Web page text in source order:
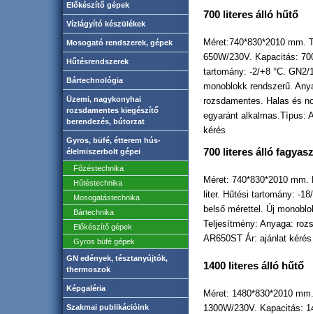
Előkészítő gépek
Vízlágyító készülékek
Mosogató rendszerek, gépek
Hűtésrendszerek
Bártechnológia
Üzemi, nagykonyhai
rozsdamentes kiegészítő
berendezés, bútorzat
Gyros, büfé, étterem hús-
élelmiszerbolt gépei
Főzéstechnika
Hűtéstechnika
Mosogatástechnika
Bártechnika
Előkészítő gépek
Gyros büfé gépek
GN edények, tésztanyújtók,
thermoszok
Képgaléria
Szakmai publikációink
700 literes álló hűtő
Méret:740*830*2010 mm.
650W/230V. Kapacitás:
tartomány: -2/+8 °C.
monoblokk rendszerű.
rozsdamentes. Halas és
egyaránt alkalmas.Típus:
kérés
700 literes álló
Méret: 740*830*2010
liter. Hűtési tartomány: -
belső mérettel. Új
Teljesítmény: Anyaga:
AR650ST Ár: ajánlat kérés
1400 literes álló hűtő
Méret: 1480*830*2010
1300W/230V. Kapacitás: